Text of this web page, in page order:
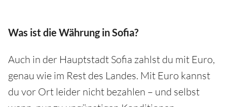
Was ist die Währung in Sofia?
Auch in der Hauptstadt Sofia zahlst du mit Euro,
genau wie im Rest des Landes. Mit Euro kannst
du vor Ort leider nicht bezahlen – und selbst